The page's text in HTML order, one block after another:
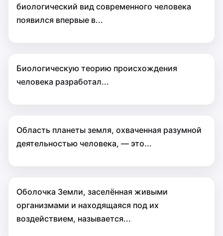
биологический вид современного человека
появился впервые в...
Биологическую теорию происхождения
человека разработал...
Область планеты земля, охваченная разумной
деятельностью человека, — это...
Оболочка Земли, заселённая живыми
организмами и находящаяся под их
воздействием, называется...